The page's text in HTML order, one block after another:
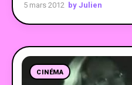
5 mars 2012 by Julien
CINÉMA